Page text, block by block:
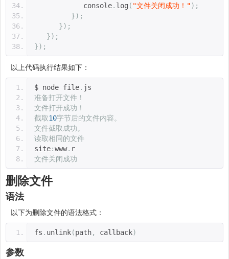
            console
. log ( "文件关闭成功！");
});
});
});
});
以上代码执行结果如下：
$ node file. js
准备打开文件！
文件打开成功！
截取10字节后的文件内容。
文件截取成功。
读取相同的文件
site:www. r
文件关闭成功
删除文件
语法
以下为删除文件的语法格式：
fs . unlink(path, callback)
参数